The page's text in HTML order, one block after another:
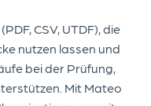
CSV, UTDF), die
nutzen lassen und
bei der Prüfung,
Mit Mateo